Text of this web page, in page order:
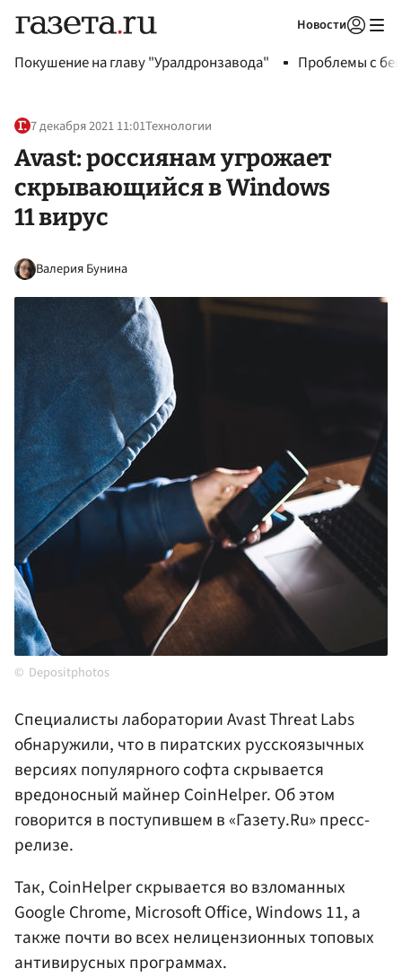
Новости
Покушение на главу "Уралдронзавода" Проблемы с
7 декабря 2021 11:01Технологии
Avast: россиянам угрожает
скрывающийся в Windows
11 вирус
Валерия Бунина
Depositphotos
Специалисты лаборатории Avast Threat Labs
обнаружили, что в пиратских русскоязычных
версиях популярного софта скрывается
вредоносный майнер CoinHelper. Об этом
говорится в поступившем в «Газету.Ru» пресс-
релизе.
Так, CoinHelper скрывается во взломанных
Google Chrome, Microsoft Office, Windows 11, а
также почти во всех нелицензионных топовых
антивирусных программах.